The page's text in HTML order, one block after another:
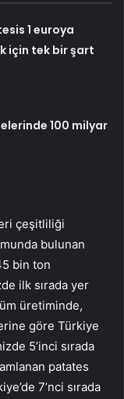
1 euroya
için tek bir şart
100 milyar
çeşitliliği
bulunan
bin ton
ilk sırada yer
üretiminde,
göre Türkiye
5’inci sırada
patates
7’nci sırada